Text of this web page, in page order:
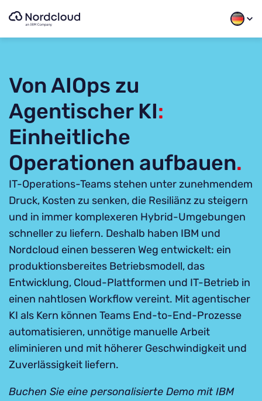
Von AIOps zu
Agentischer KI:
Einheitliche
Operationen aufbauen.
IT-Operations-Teams stehen unter zunehmendem
Druck, Kosten zu senken, die Resiliänz zu steigern
und in immer komplexeren Hybrid-Umgebungen
schneller zu liefern. Deshalb haben IBM und
Nordcloud einen besseren Weg entwickelt: ein
produktionsbereites Betriebsmodell, das
Entwicklung, Cloud-Plattformen und IT-Betrieb in
einen nahtlosen Workflow vereint. Mit agentischer
KI als Kern können Teams End-to-End-Prozesse
automatisieren, unnötige manuelle Arbeit
eliminieren und mit höherer Geschwindigkeit und
Zuverlässigkeit liefern.
Buchen Sie eine personalisierte Demo mit IBM